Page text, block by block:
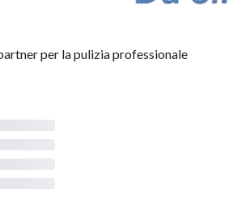
per la pulizia professionale